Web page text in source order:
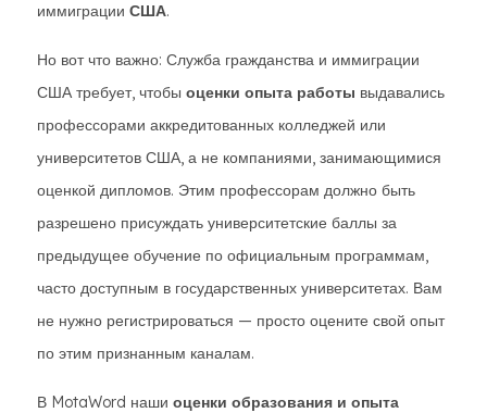
иммиграции США.
Но вот что важно: Служба гражданства и иммиграции
США требует, чтобы оценки опыта работы выдавались
профессорами аккредитованных колледжей или
университетов США, а не компаниями, занимающимися
оценкой дипломов. Этим профессорам должно быть
разрешено присуждать университетские баллы за
предыдущее обучение по официальным программам,
часто доступным в государственных университетах. Вам
не нужно регистрироваться — просто оцените свой опыт
по этим признанным каналам.
В MotaWord наши оценки образования и опыта